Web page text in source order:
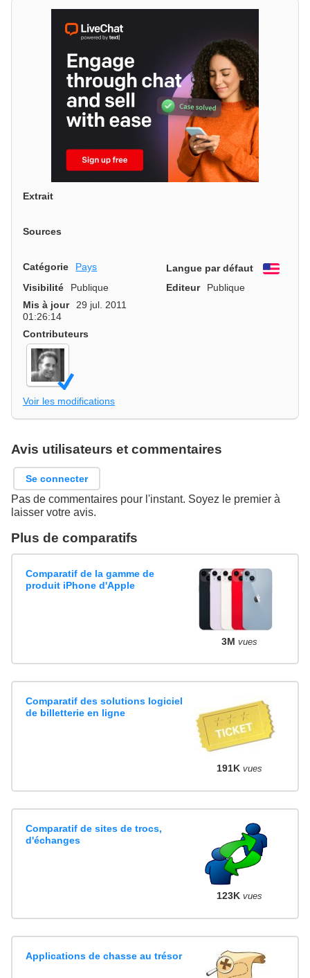
Extrait
Sources
Catégorie Pays Langue par défaut
Visibilité
Publique Editeur
Publique
Mis à jour
29 jul. 2011
01:26:14
Contributeurs
Voir les modifications
Avis utilisateurs et commentaires
Se connecter
Pas de commentaires pour l'instant. Soyez le premier à
laisser votre avis.
Plus de comparatifs
Comparatif de la gamme de
produit iPhone d'Apple
3M vues
Comparatif des solutions logiciel
de billetterie en ligne
191K vues
Comparatif de sites de trocs,
d'échanges
123K vues
Applications de chasse au trésor